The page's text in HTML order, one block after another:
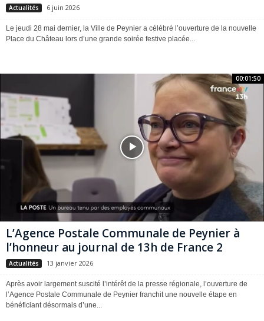
Actualités 6 juin 2026
Le jeudi 28 mai dernier, la Ville de Peynier a célébré l’ouverture de la nouvelle
Place du Château lors d’une grande soirée festive placée...
00:01:50
L’Agence Postale Communale de Peynier à
l’honneur au journal de 13h de France 2
Actualités 13 janvier 2026
Après avoir largement suscité l’intérêt de la presse régionale, l’ouverture de
l’Agence Postale Communale de Peynier franchit une nouvelle étape en
bénéficiant désormais d’une...